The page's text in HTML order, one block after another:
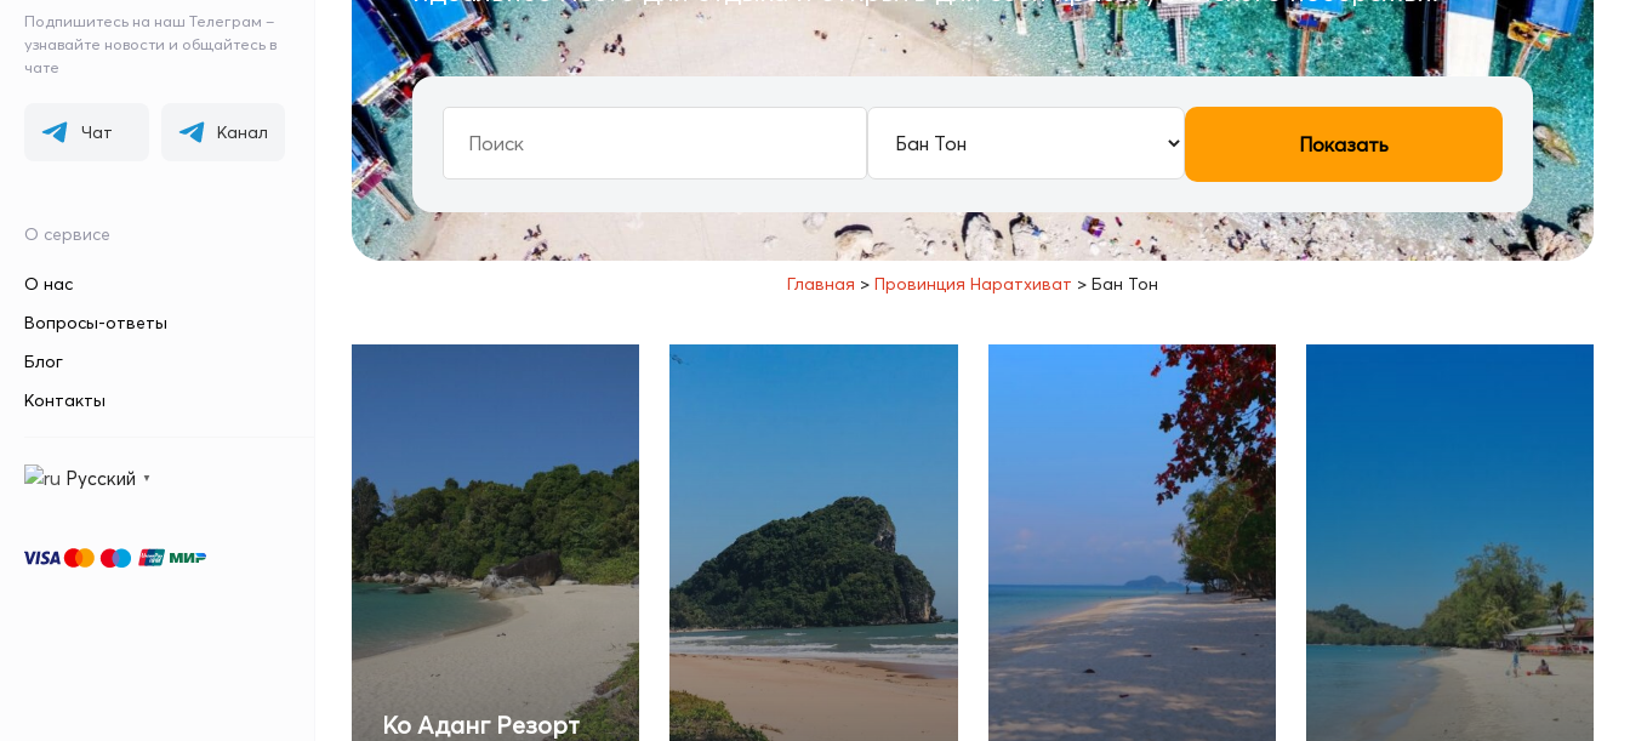
Подпишитесь на наш Телеграм –
узнавайте новости и общайтесь в
чате
Чат Канал
О сервисе
О нас
Вопросы-ответы
Блог
Контакты
Русский ▼
Показать
Главная > Провинция Наратхиват > Бан Тон
Ко Аданг Резорт